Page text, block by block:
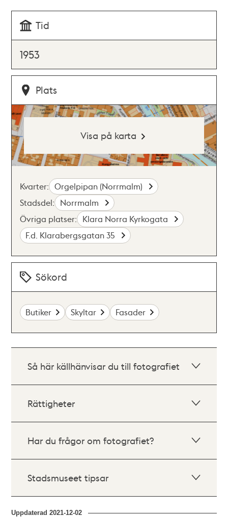
Tid
1953
Plats
Visa på karta
Kvarter: Orgelpipan (Norrmalm)
Stadsdel: Norrmalm
Övriga platser: Klara Norra Kyrkogata
F.d. Klarabergsgatan 35
Sökord
Butiker Skyltar Fasader
Så här källhänvisar du till fotografiet
Rättigheter
Har du frågor om fotografiet?
Stadsmuseet tipsar
Uppdaterad2021-12-02